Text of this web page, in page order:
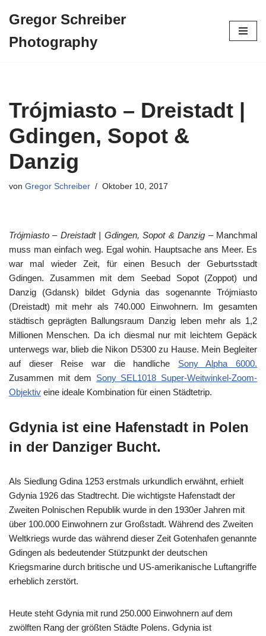
Inhalt
Gregor Schreiber
Photography
Trójmiasto – Dreistadt |
Gdingen, Sopot &
Danzig
von Gregor Schreiber Oktober 10, 2017
Trójmiasto – Dreistadt | Gdingen, Sopot & Danzig – Manchmal
muss man einfach weg. Egal wohin. Hauptsache ans Meer. Es
war mal wieder Zeit, für einen Besuch der Geburtsstadt
Gdingen. Zusammen mit dem Seebad Sopot (Zoppot) und
Danzig (Gdansk) bildet Gdynia das sogenannte Trójmiasto
(Dreistadt) mit mehr als 740.000 Einwohnern. Im gesamten
städtisch geprägten Ballungsraum Danzig leben mehr als 1,2
Millionen Menschen. Da ich diesmal nur mit leichtem Gepäck
unterwegs war, blieb die Nikon D5300 zu Hause. Mein Begleiter
auf dieser Reise war die handliche Sony Alpha 6000.
Zusammen mit dem Sony SEL1018 Super-Weitwinkel-Zoom-
Objektiv eine ideale Kombination für einen Städtetrip.
Gdynia ist eine Hafenstadt in Polen
in der Danziger Bucht.
Als Siedlung Gdina 1253 erstmals urkundlich erwähnt, erhielt
Gdynia 1926 das Stadtrecht. Die wichtigste Hafenstadt der
Zweiten Polnischen Republik wurde in den 1930er Jahren mit
über 100.000 Einwohnern zur Großstadt. Während des Zweiten
Weltkriegs wurde das während dieser Zeit Gotenhafen genannte
Gdingen als bedeutender Stützpunkt der deutschen
Kriegsmarine durch britische und US-amerikanische Luftangriffe
erheblich zerstört.
Heute steht Gdynia mit rund 250.000 Einwohnern auf dem
zwölften Rang der größten Städte Polens. Gdynia ist